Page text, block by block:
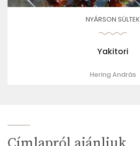
NYÁRSON SÜLTEK
Yakitori
Hering András